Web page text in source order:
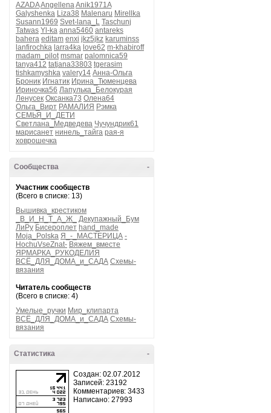
AZADAAngellenaAnik1971A
Galyshenka Liza38 Malenaru Mirellka
Susann1969 Svet-lana_L Taschunj
Tatwas Yl-ka anna5460 antareks
bahera editam enxi jkz5jkz karuminss
lanfirochka larra4ka love62 m-khabiroff
madam_pilot msmar palomnica59
tanya412 tatjana33803 tgerasim
tishkamyshka valery14 Анна-Ольга
Броник Игнатик Ирина_Тюменцева
Ириночка56 Лапулька_Белокурая
Ленусек Оксанка73 Олена64
Ольга_Вирт РАМАЛИЯ Рэмка
СЕМЬЯ_И_ДЕТИ
Светлана_Медведева Чучундрик61
марисанет нинель_тайга рая-я
ховрошечка
-
Сообщества
Участник сообществ
(Всего в списке: 13)
Вышивка_крестиком
_В_И_Н_Т_А_Ж_
Декупажный_Бум
ЛиРу Бисероплет hand_made
Moja_Polska Я_-_МАСТЕРИЦА -
HochuVseZnat- Вяжем_вместе
ЯРМАРКА_РУКОДЕЛИЯ
ВСЁ_ДЛЯ_ДОМА_и_САДА Схемы-
вязания
Читатель сообществ
(Всего в списке: 4)
Умелые_ручки Мир_клипарта
ВСЁ_ДЛЯ_ДОМА_и_САДА Схемы-
вязания
-
Статистика
Создан: 02.07.2012
Записей: 23192
Комментариев: 3433
Написано: 27993